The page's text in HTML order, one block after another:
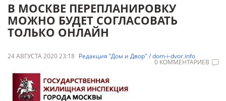
В МОСКВЕ ПЕРЕПЛАНИРОВКУ
МОЖНО БУДЕТ СОГЛАСОВАТЬ
ТОЛЬКО ОНЛАЙН
24 АВГУСТА 2020 23:18 Редакция "Дом и Двор" / dom-i-dvor.info
0 КОММЕНТАРИЕВ